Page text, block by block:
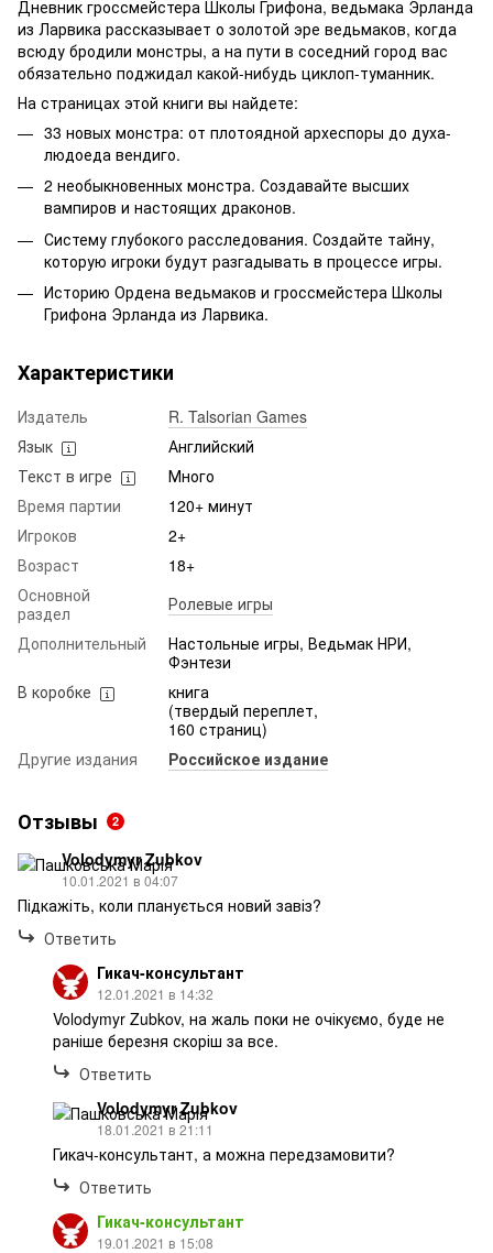
Дневник гроссмейстера Школы Грифона, ведьмака Эрланда
из Ларвика рассказывает о золотой эре ведьмаков, когда
всюду бродили монстры, а на пути в соседний город вас
обязательно поджидал какой-нибудь циклоп-туманник.
На страницах этой книги вы найдете:
33 новых монстра: от плотоядной археспоры до духа-
людоеда вендиго.
2 необыкновенных монстра. Создавайте высших
вампиров и настоящих драконов.
Систему глубокого расследования. Создайте тайну,
которую игроки будут разгадывать в процессе игры.
Историю Ордена ведьмаков и гроссмейстера Школы
Грифона Эрланда из Ларвика.
Характеристики
Издатель
R. Talsorian Games
Язык
Английский
Текст в игре
Много
Время партии
120+ минут
Игроков
2+
Возраст
18+
Основной
раздел
Ролевые игры
Дополнительный
Настольные игры, Ведьмак НРИ,
Фэнтези
В коробке
книга
(твердый переплет,
160 страниц)
Другие издания
Российское издание
Отзывы 2
Volodymyr Zubkov
10.01.2021 в 04:07
Підкажіть, коли планується новий завіз?
Ответить
Гикач-консультант
12.01.2021 в 14:32
Volodymyr Zubkov, на жаль поки не очікуємо, буде не
раніше березня скоріш за все.
Ответить
Volodymyr Zubkov
18.01.2021 в 21:11
Гикач-консультант, а можна передзамовити?
Ответить
Гикач-консультант
19.01.2021 в 15:08